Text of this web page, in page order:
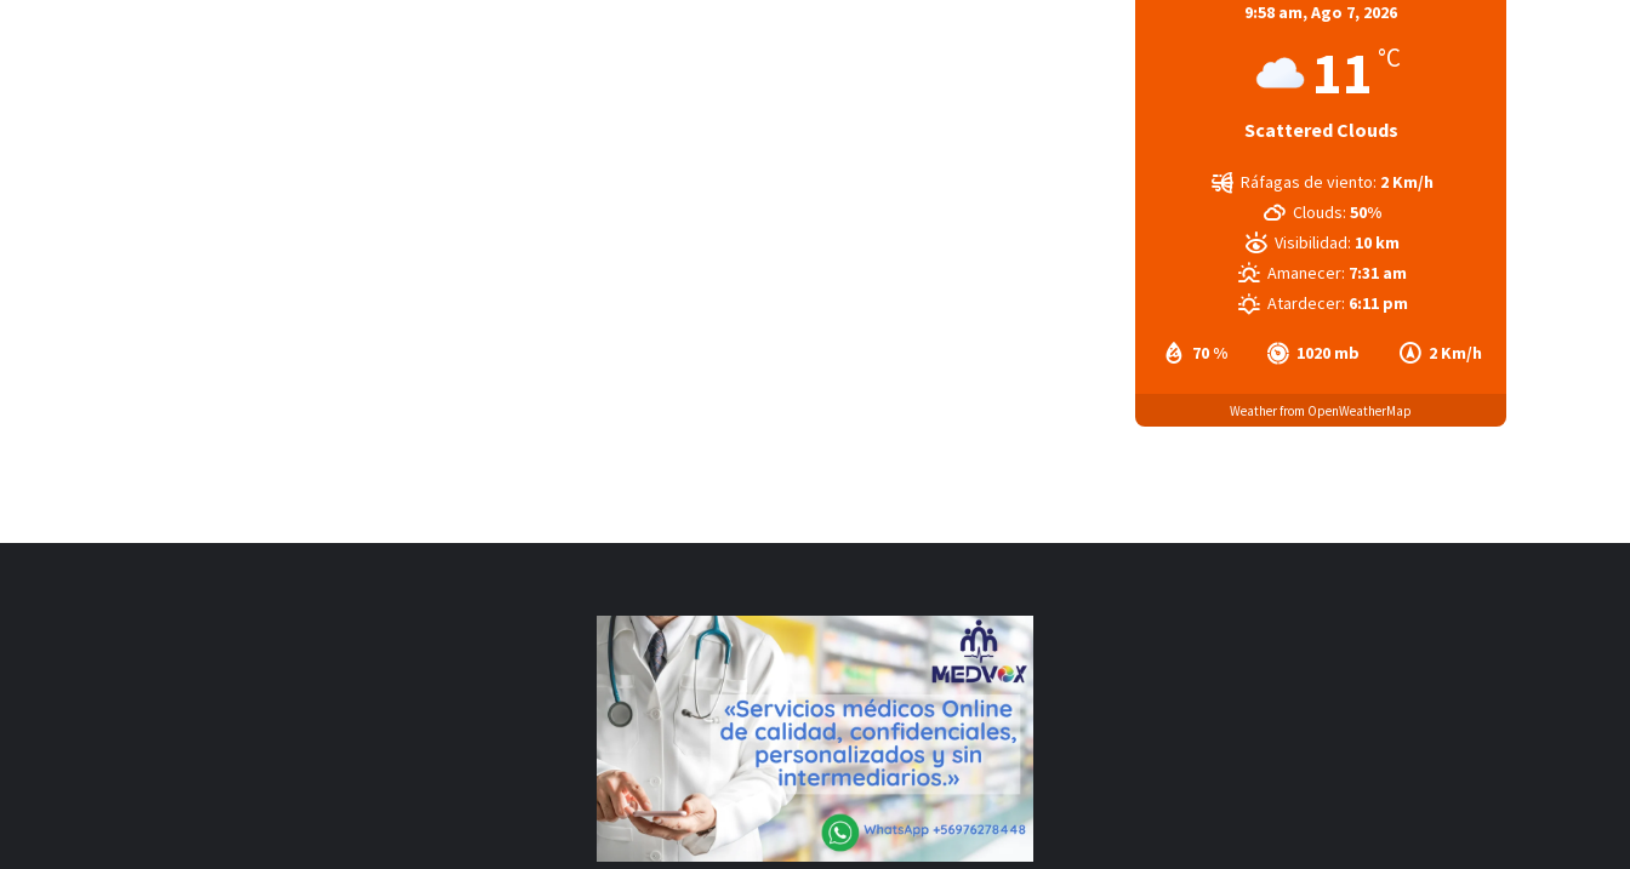
9:58 am,Ago 7, 2026
11 °C
Scattered Clouds
70 % 1020 mb 2 Km/h
Ráfagas de viento: 2 Km/h
Clouds: 50%
Visibilidad: 10 km
Amanecer: 7:31 am
Atardecer: 6:11 pm
Weather from OpenWeatherMap